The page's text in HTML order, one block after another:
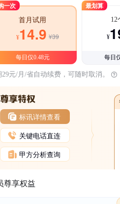
一次
首月试用
¥14.9 ¥39
每日仅0.48元
最划算
12
¥
每日
29元/月/省自动续费，可随时取消。
标讯详情查看
关键电话直连
甲方分析查询
尊享权益